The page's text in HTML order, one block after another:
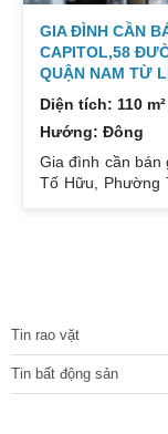
GIA ĐÌNH CẦN
CAPITOL,58
QUẬN NAM TỪ
Diện tích: 110 m²
Hướng: Đông
Gia đình cần bán
Tố Hữu, Phường
Tin rao vặt
Tin bất động sản